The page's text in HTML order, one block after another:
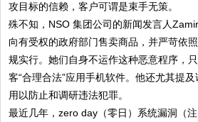
攻目标的信赖，客户可谓是束手无策。
殊不知，NSO 集团公司的新闻发言人
向有受权的政府部门售卖商品，并严苛依
规实行。她们自身不运作这种恶意程序，
客“合理合法”应用手机软件。他还尤其提
用以防止和调研违法犯罪。
最近几年，zero day（零日）系统漏洞（